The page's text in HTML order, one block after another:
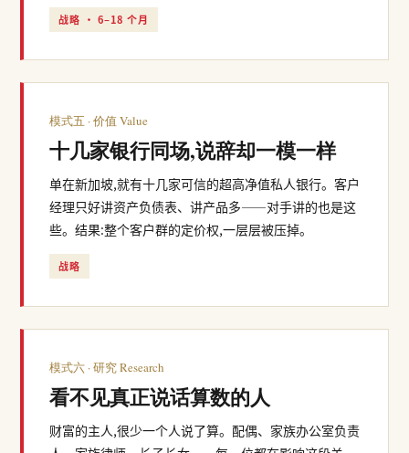
战略 · 6–18 个月
模式五 · 价值 Value
十几家银行同场,说辞却一模一样
单在新加坡,就有十几家可信的超高净值私人银行。客户
经理只好讲资产负债表、讲产品多——对手讲的也是这
些。结果:整个客户群的定价权,一层层被压掉。
战略
模式六 · 研究 Research
看不见真正说话算数的人
财富的主人,很少一个人说了算。配偶、家族办公室负责